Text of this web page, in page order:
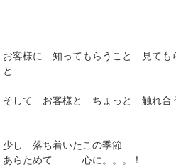
お客様に 知ってもらうこと 見ても
と
そして お客様と ちょっと 触れ合う
少し 落ち着いたこの季節
あらためて 心に。。。！